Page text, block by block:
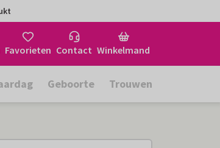
Favorieten Contact Winkelmand
Geboorte Trouwen